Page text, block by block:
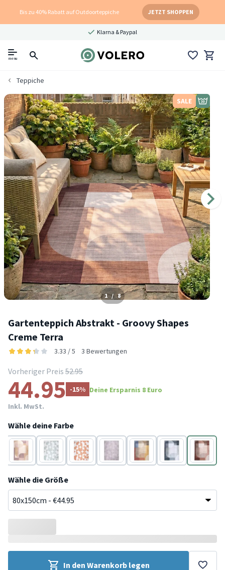
Bis zu 40% Rabatt auf Outdoorteppiche JETZT SHOPPEN
Klarna & Paypal
menu
Teppiche
SALE
1 / 8
Gartenteppich Abstrakt - Groovy Shapes
Creme Terra
3.33 / 5 3 Bewertungen
Vorheriger Preis 52.95
44.95 -15% Deine Ersparnis 8 Euro
Inkl. MwSt.
Wähle deine Farbe
Bunt Grün TerracottaGrau Bunt Blau
Creme
Wähle die Größe
In den Warenkorb legen